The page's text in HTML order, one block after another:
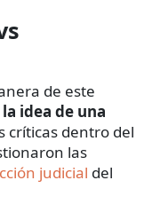
de este
idea de una
críticas dentro del
las
judicial del